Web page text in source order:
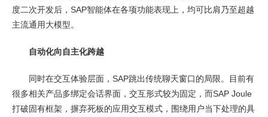
度二次开发后，SAP智能体在各项功能表现上，均可比肩乃至超越
主流通用大模型。
自动化向自主化跨越
同时在交互体验层面，SAP跳出传统聊天窗口的局限。目前有
很多相关产品多绑定会话界面，交互形式较为固定，而SAP Joule
打破固有框架，摒弃死板的应用交互模式，围绕用户当下处理的具